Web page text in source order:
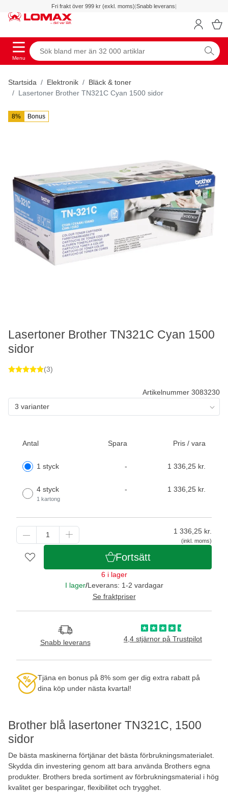
Fri frakt över 999 kr (exkl. moms)|Snabb leverans|
Menu
Startsida Elektronik
Bläck & toner
Lasertoner Brother TN321C Cyan 1500 sidor
8% Bonus
Brother blå lasertoner TN321C, 1500
sidor
De bästa maskinerna förtjänar det bästa förbrukningsmaterialet.
Skydda din investering genom att bara använda Brothers egna
produkter. Brothers breda sortiment av förbrukningsmaterial i hög
kvalitet ger besparingar, flexibilitet och trygghet.
Artikelnummer 3083230
3 varianter
Antal Spara Pris / vara
1 styck - 1 336,25 kr.
4 styck
1 kartong
- 1 336,25 kr.
1 336,25 kr.
(inkl. moms)
Fortsätt
6 i lager
I lager/Leverans: 1-2 vardagar
Se fraktpriser
Snabb leverans 4,4 stjärnor på Trustpilot
Tjäna en bonus på 8% som ger dig extra rabatt på
dina köp under nästa kvartal!
Lasertoner Brother TN321C Cyan 1500
sidor
(3)